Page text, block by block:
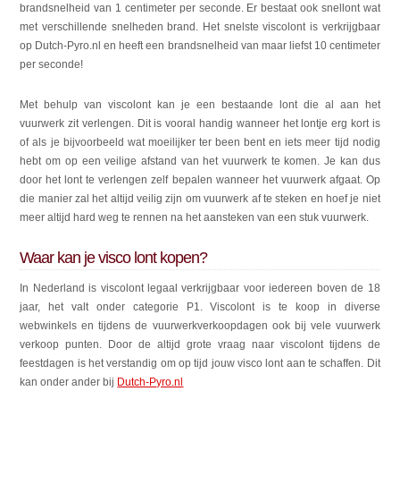
brandsnelheid van 1 centimeter per seconde. Er bestaat ook snellont wat
met verschillende snelheden brand. Het snelste viscolont is verkrijgbaar
op Dutch-Pyro.nl en heeft een brandsnelheid van maar liefst 10 centimeter
per seconde!
Met behulp van viscolont kan je een bestaande lont die al aan het
vuurwerk zit verlengen. Dit is vooral handig wanneer het lontje erg kort is
of als je bijvoorbeeld wat moeilijker ter been bent en iets meer tijd nodig
hebt om op een veilige afstand van het vuurwerk te komen. Je kan dus
door het lont te verlengen zelf bepalen wanneer het vuurwerk afgaat. Op
die manier zal het altijd veilig zijn om vuurwerk af te steken en hoef je niet
meer altijd hard weg te rennen na het aansteken van een stuk vuurwerk.
Waar kan je visco lont kopen?
In Nederland is viscolont legaal verkrijgbaar voor iedereen boven de 18
jaar, het valt onder categorie P1.Viscolont is te koop in diverse
webwinkels en tijdens de vuurwerkverkoopdagen ook bij vele vuurwerk
verkoop punten. Door de altijd grote vraag naar viscolont tijdens de
feestdagen is het verstandig om op tijd jouw visco lont aan te schaffen. Dit
kan onder ander bij Dutch-Pyro.nl